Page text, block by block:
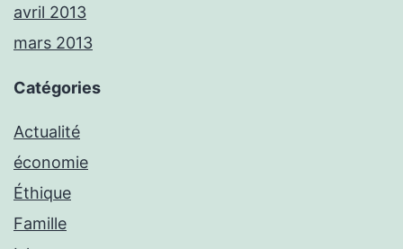
avril 2013
mars 2013
Catégories
Actualité
économie
Éthique
Famille